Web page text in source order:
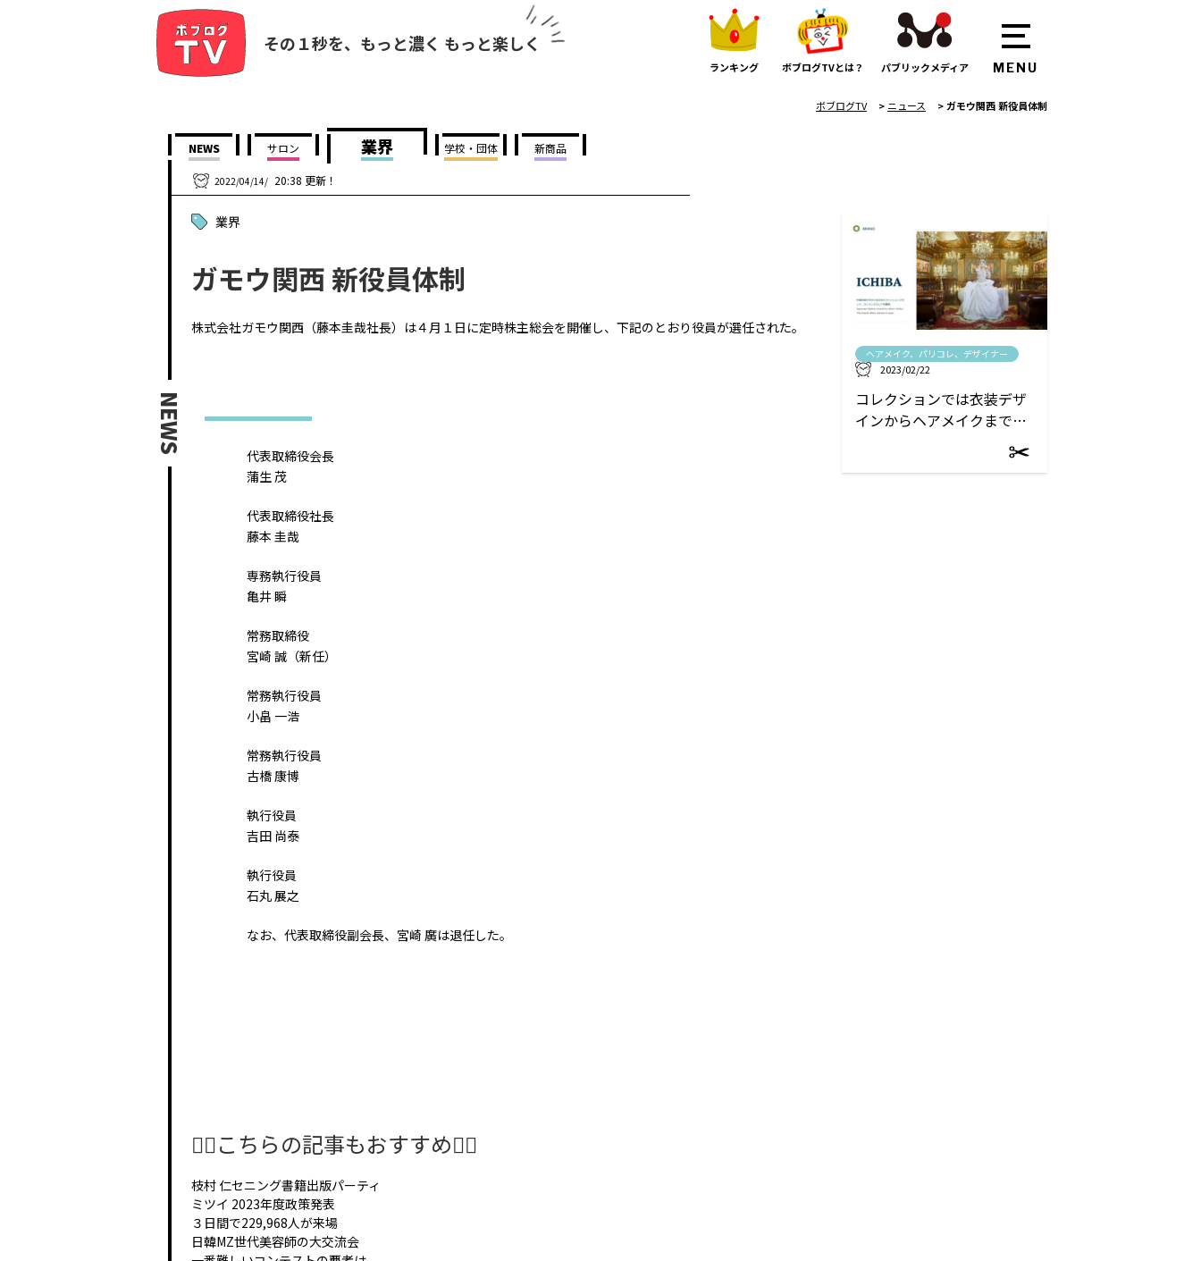
その１秒を、もっと濃く もっと楽しく
ランキング ボブログTVとは？ パブリックメディア
ボブログTV > ニュース > ガモウ関西 新役員体制
NEWS
2022/04/14/ 20:38 更新！
NEWS サロン 業界 学校・団体 新商品
業界
ガモウ関西 新役員体制
株式会社ガモウ関西（藤本圭哉社長）は４月１日に定時株主総会を開催し、下記のとおり役員が選任された。
代表取締役会長
蒲生 茂
代表取締役社長
藤本 圭哉
専務執行役員
亀井 瞬
常務取締役
宮崎 誠（新任）
常務執行役員
小畠 一浩
常務執行役員
古橋 康博
執行役員
吉田 尚泰
執行役員
石丸 展之
なお、代表取締役副会長、宮崎 廣は退任した。
🤸‍♂️こちらの記事もおすすめ🤸‍♀️
枝村 仁セニング書籍出版パーティ
ミツイ 2023年度政策発表
３日間で229,968人が来場
日韓MZ世代美容師の大交流会
ヘアメイク、パリコレ、デザイナー
2023/02/22
コレクションでは衣装デザ
インからヘアメイクまで担